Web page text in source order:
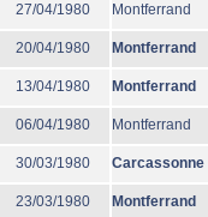
27/04/1980 Montferrand
20/04/1980 Montferrand
13/04/1980 Montferrand
06/04/1980 Montferrand
30/03/1980 Carcassonne
23/03/1980 Montferrand